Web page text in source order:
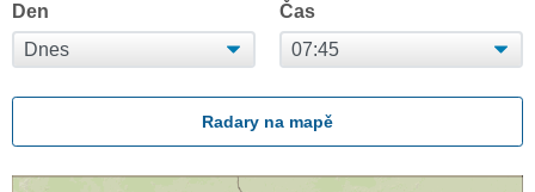
Den Čas
Radary na mapě